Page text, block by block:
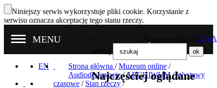
Niniejszy serwis wykorzystuje pliki cookie. Korzystanie z
serwisu oznacza akceptację tego stanu rzeczy.
Nasze oddziały
MENU
Najczęściej oglądane
A A A
EN Strona główna / Muzeum online /
Audiodeskrypcje/ARCHIWUM / Wystawy
czasowe / Stan rzeczy/